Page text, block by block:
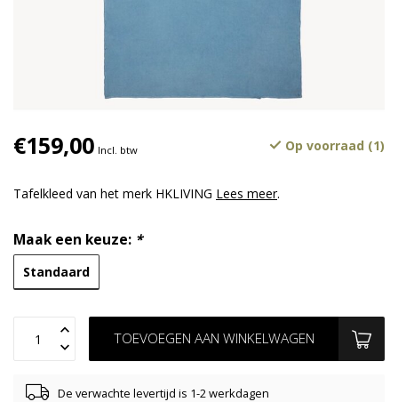
€159,00 Incl. btw Op voorraad (1)
Tafelkleed van het merk HKLIVING Lees meer.
Maak een keuze: *
Standaard
TOEVOEGEN AAN WINKELWAGEN
De verwachte levertijd is 1-2 werkdagen